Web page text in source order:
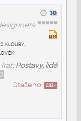
klouby,
kat:Postavy, lidé
Staženo: 233x